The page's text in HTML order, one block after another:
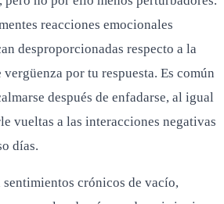
reacciones emocionales
desproporcionadas respecto a la
por tu respuesta. Es común
después de enfadarse, al igual
vueltas a las interacciones negativas
días.
crónicos de vacío,